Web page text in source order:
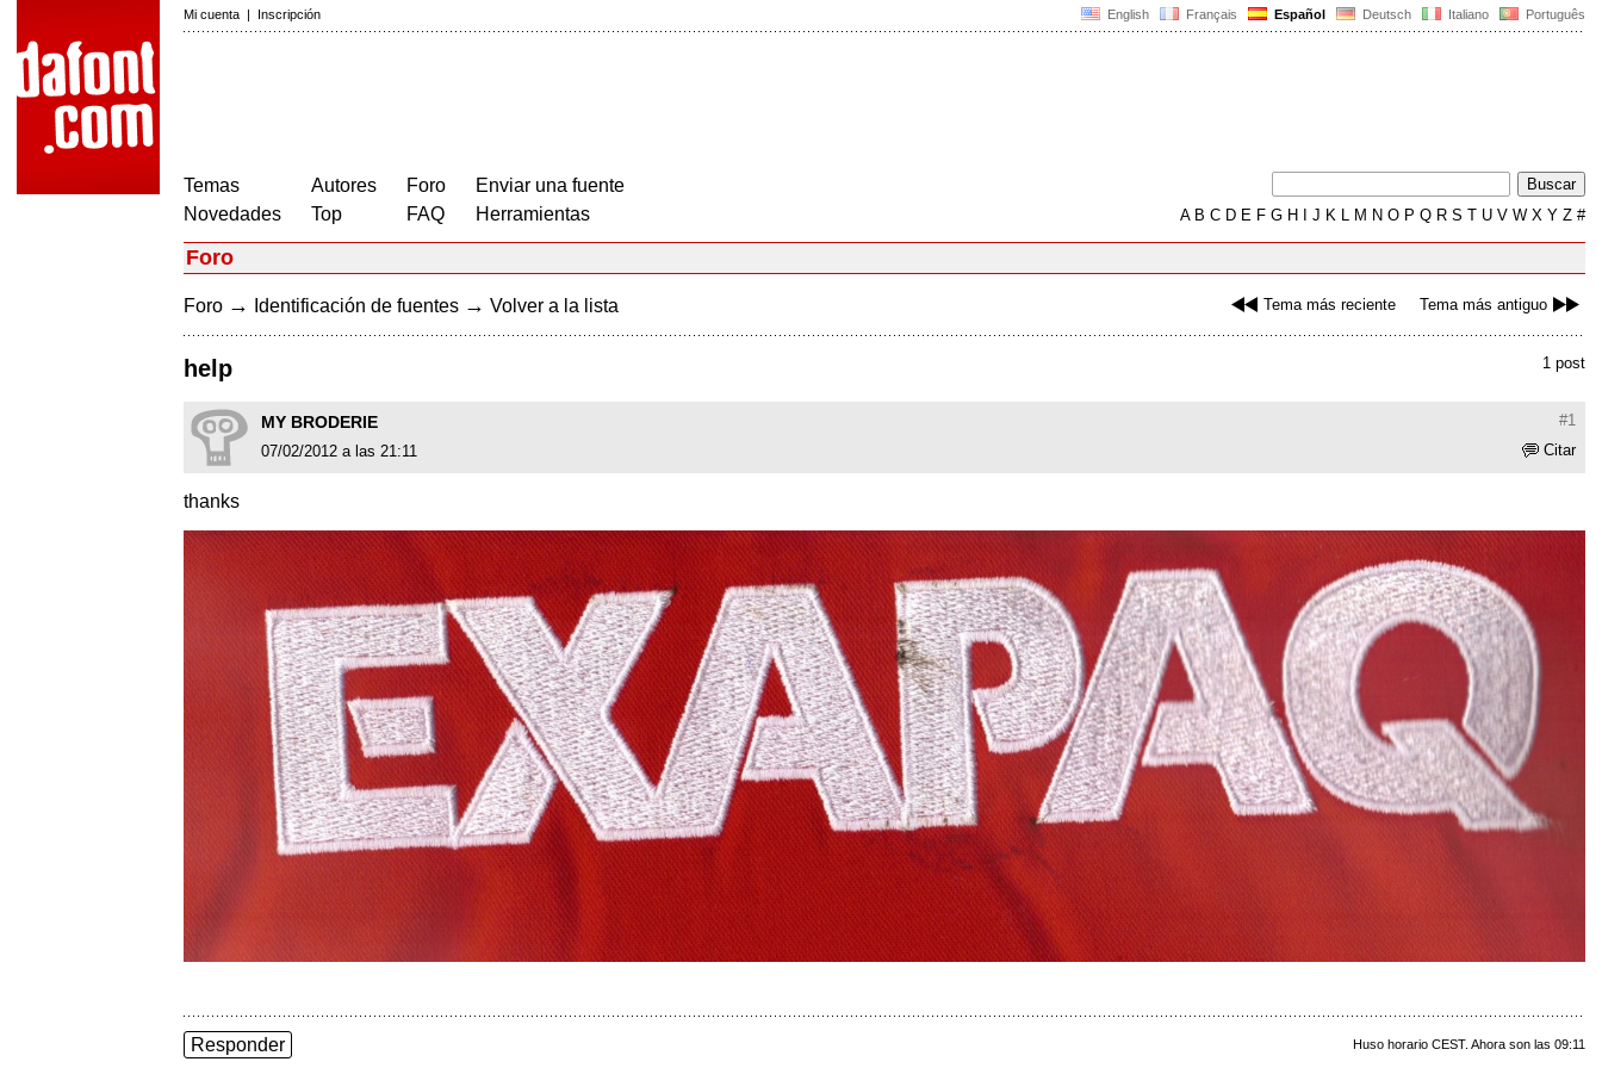
English Français Español Deutsch Italiano Português
Mi cuenta | Inscripción
Temas
Novedades
Autores
Top
Foro
FAQ
Enviar una fuente
Herramientas
AB C D E F G H J K L M N O P Q R S T U V W X Y Z #
Foro
Tema más reciente Tema más antiguo
Foro → Identificación de fuentes → Volver a la lista
1 post
help
#1
MY BRODERIE
Citar
07/02/2012 a las 21:11
thanks
Huso horario CEST. Ahora son las 09:11
Responder